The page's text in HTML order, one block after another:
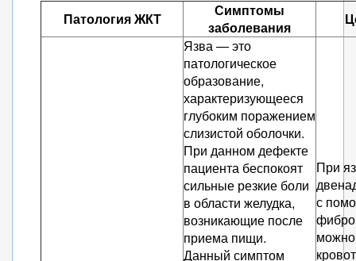
Патология ЖКТ
Симптомы
заболевания
Язва — это
патологическое
образование,
характеризующееся
глубоким поражением
слизистой оболочки.
При данном дефекте
пациента беспокоят
сильные резкие боли
в области желудка,
возникающие после
приема пищи.
Данный симптом
При
с
можно